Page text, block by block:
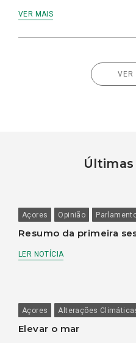
VER MAIS
VER
Açores Opinião
Resumo da primeira
LER NOTÍCIA
Açores Alterações
Elevar o mar